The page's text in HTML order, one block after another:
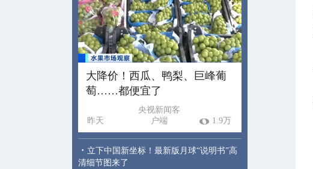
大降价！西瓜、鸭梨、巨峰葡
萄……都便宜了
昨天
央视新闻客
户端
1.9万
· 立下中国新坐标！最新版月球“说明书”高
清细节图来了